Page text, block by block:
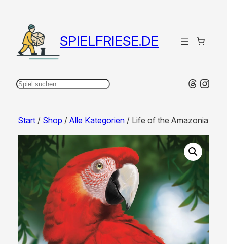
SPIELFRIESE.DE
Suchen
Start/ Shop / Alle Kategorien/ Life of the Amazonia